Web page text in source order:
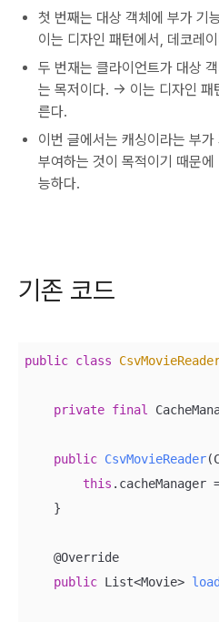
첫 번째는 대상 객체에 부가 기
이는 디자인 패턴에서, 데코레
두 번재는 클라이언트가 대상
는 목저이다. -> 이는 디자인 패
른다.
이번 글에서는 캐싱이라는 부
부여하는 것이 목적이기 때문에
능하다.
기존 코드
public class
private final
public CsvMovieReader
this .cacheManager
    }
    @
Override
public List<Movie>